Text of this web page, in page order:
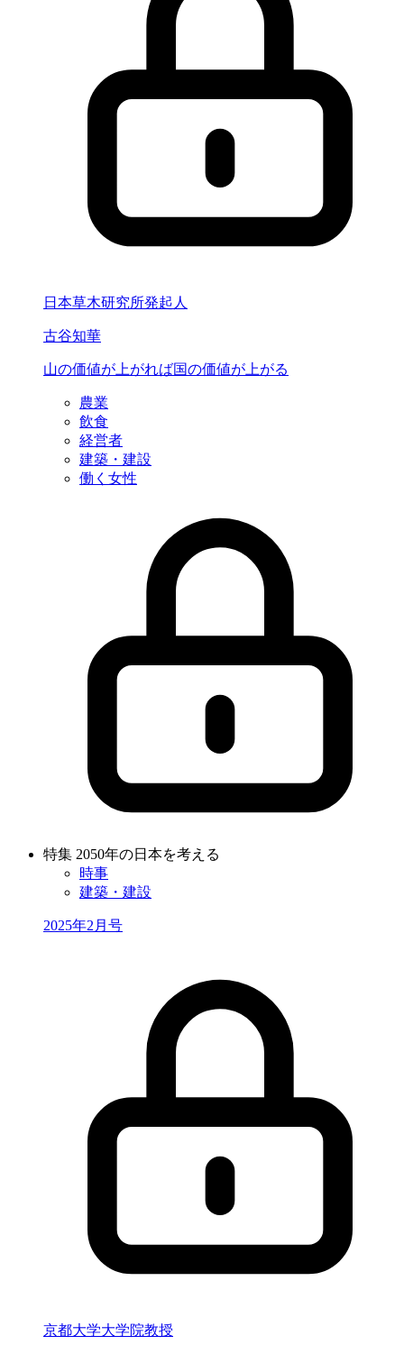
日本草木研究所発起人
古谷知華
山の価値が上がれば国の価値が上がる
農業
飲食
経営者
建築・建設
働く女性
特集 2050年の日本を考える
時事
建築・建設
2025年2月号
京都大学大学院教授